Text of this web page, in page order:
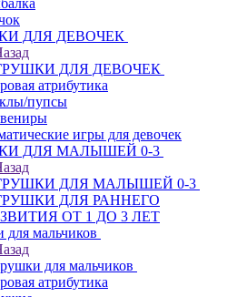
ДЛЯ ДЕВОЧЕК
ДЛЯ ДЕВОЧЕК
атрибутика
пупсы
игры для девочек
ДЛЯ МАЛЫШЕЙ 0-3
ДЛЯ МАЛЫШЕЙ 0-3
ДЛЯ РАННЕГО
ОТ 1 ДО 3 ЛЕТ
мальчиков
для мальчиков
атрибутика